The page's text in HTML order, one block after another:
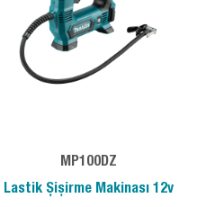
MP100DZ
Lastik Şişirme Makinası 12v